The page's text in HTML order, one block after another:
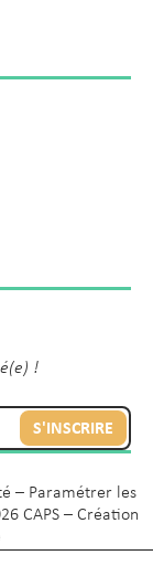
!
S'INSCRIRE
– Paramétrer les
CAPS – Création